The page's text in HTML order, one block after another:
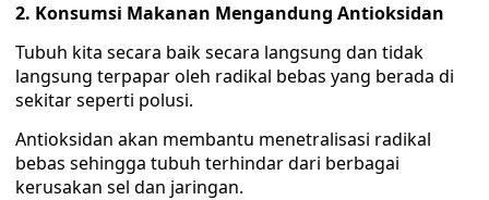
2. Konsumsi Makanan Mengandung Antioksidan
Tubuh kita secara baik secara langsung dan tidak
langsung terpapar oleh radikal bebas yang berada di
sekitar seperti polusi.
Antioksidan akan membantu menetralisasi radikal
bebas sehingga tubuh terhindar dari berbagai
kerusakan sel dan jaringan.